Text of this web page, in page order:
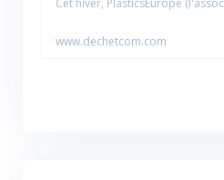
Cet hiver, PlasticsEurope
www.dechetcom.com